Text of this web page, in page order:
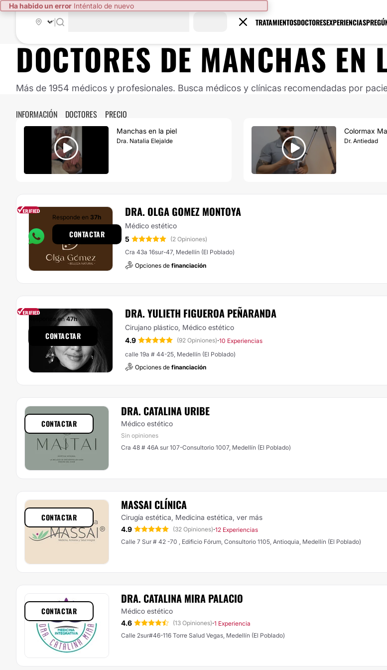
Ha habido un error Inténtalo de nuevo
TRATAMIENTOSDOCTORESEXPERIENCIAS
DOCTORES DEMANCHAS EN
Más de 1954 médicos y profesionales. Busca médicos y clínicas recomendadas por
INFORMACIÓN DOCTORES PRECIO
Manchas en la piel
Dra. Natalia Elejalde
Colormax
Dr. Antiedad
DRA. OLGA GOMEZ MONTOYA
Médico estético
5
(2 Opiniones)
Cra 43a 16sur-47, Medellín (El Poblado)
Opciones de financiación
Responde en 37h
CONTACTAR
DRA. YULIETH FIGUEROA PEÑARANDA
Cirujano plástico, Médico estético
4.9
(92 Opiniones)·10 Experiencias
calle 19a # 44-25, Medellín (El Poblado)
Opciones de financiación
Responde en47h
CONTACTAR
DRA. CATALINA URIBE
Médico estético
Sin opiniones
Cra 48 # 46A sur 107-Consultorio 1007, Medellín (El Poblado)
CONTACTAR
MASSAI CLÍNICA
Cirugía estética, Medicina estética, ver más
4.9
(32 Opiniones)·12 Experiencias
Calle 7 Sur # 42 -70 , Edificio Fórum, Consultorio 1105, Antioquia, Medellín (El Poblado)
CONTACTAR
DRA. CATALINA MIRA PALACIO
Médico estético
4.6
(13 Opiniones)·1 Experiencia
Calle 2sur#46-116 Torre Salud Vegas, Medellín (El Poblado)
CONTACTAR